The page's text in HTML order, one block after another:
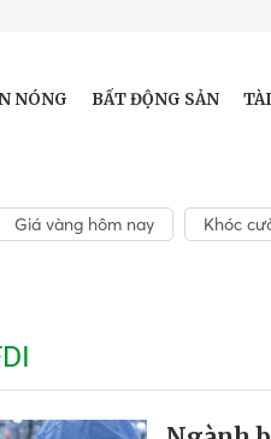
NÓNG BẤT ĐỘNG SẢN
Giá vàng hôm nay Khóc